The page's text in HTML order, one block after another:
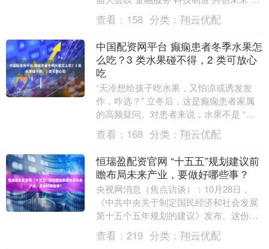
主题，汇聚金融活水，赋....
查看： 158 分类： 翔云优配
中国配资网平台 癫痫患者冬季水果怎
么吃？3 类水果碰不得，2 类可放心
吃
“天冷想给孩子吃水果，又怕凉或诱发发
作，咋选？” 立冬后，这是癫痫患者家属
的高频疑问。对患者来说，水果不是 “随
心吃”—— 高糖、寒凉、易过敏种类可能
刺激神经，....
查看： 168 分类： 翔云优配
恒瑞盈配资官网 “十五五”规划建议前
瞻布局未来产业，要做好哪些事？
央视网消息（焦点访谈）：10月28日，
《中共中央关于制定国民经济和社会发展
第十五个五年规划的建议》发布。这份新
的发展路线图，不仅把未来五年发展的路
径安排得明明白....
查看： 219 分类： 翔云优配